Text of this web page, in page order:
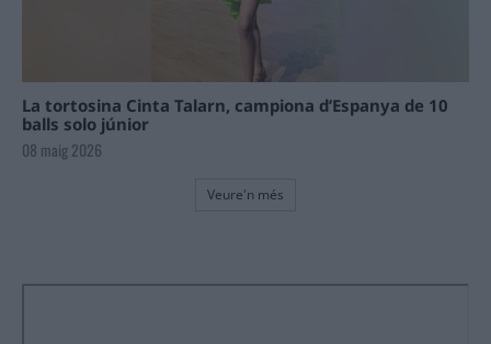
La tortosina Cinta Talarn, campiona d’Espanya de 10
balls solo júnior
08 maig 2026
Veure'n més